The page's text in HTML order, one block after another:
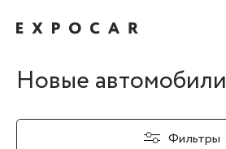
Новые автомобили
Фильтры